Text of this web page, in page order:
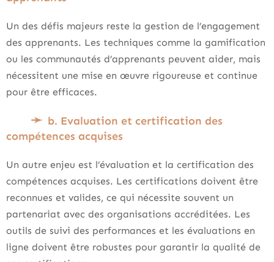
Un des défis majeurs reste la gestion de l’engagement
des apprenants. Les techniques comme la gamification
ou les communautés d’apprenants peuvent aider, mais
nécessitent une mise en œuvre rigoureuse et continue
pour être efficaces.
b. Evaluation et certification des
compétences acquises
Un autre enjeu est l’évaluation et la certification des
compétences acquises. Les certifications doivent être
reconnues et valides, ce qui nécessite souvent un
partenariat avec des organisations accréditées. Les
outils de suivi des performances et les évaluations en
ligne doivent être robustes pour garantir la qualité de